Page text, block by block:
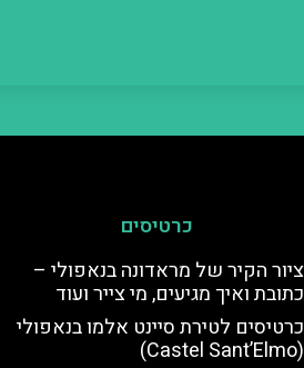
כרטיסים
ציור הקיר של מראדונה בנאפולי –
כתובת ואיך מגיעים, מי צייר ועוד
כרטיסים לטירת סיינט אלמו בנאפולי
(Castel Sant’Elmo)